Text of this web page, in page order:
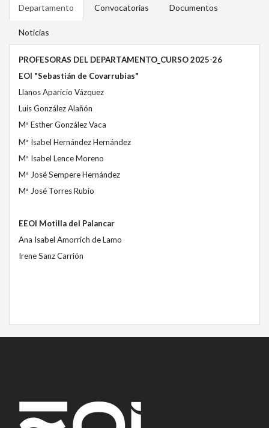
Departamento Convocatorias Documentos
Noticias
PROFESORAS DEL DEPARTAMENTO_CURSO 2025-26
EOI "Sebastián de Covarrubias"
Llanos Aparicio Vázquez
Luis González Alañón
Mª Esther González Vaca
Mª Isabel Hernández Hernández
Mª Isabel Lence Moreno
Mª José Sempere Hernández
Mª José Torres Rubio
EEOI Motilla del Palancar
Ana Isabel Amorrich de Lamo
Irene Sanz Carrión